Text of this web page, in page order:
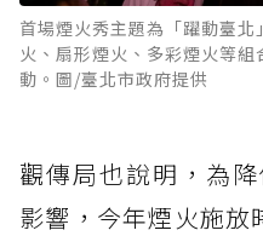
首場煙火秀主題為「躍動臺
火、扇形煙火、多彩煙火等
動。圖/臺北市政府提供
觀傳局也說明，為
影響，今年煙火施放